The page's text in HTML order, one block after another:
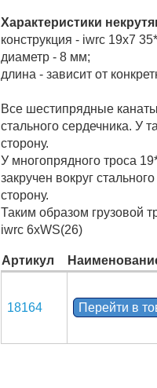
Характеристики
конструкция - iwrc 19x7
диаметр - 8 мм;
длина - зависит от
Все шестипрядные
стального сердечника. У
сторону.
У многопрядного троса
закручен вокруг
сторону.
Таким образом грузовой
iwrc 6xWS(26)
Артикул
18164 Перейти в